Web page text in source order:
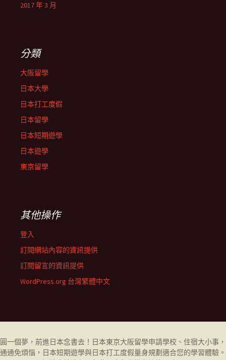
2017 年 3 月
分類
大阪留學
日本大學
日本打工度假
日本留學
日本短期遊學
日本遊學
東京留學
其他操作
登入
訂閱網站內容的資訊提供
訂閱留言的資訊提供
WordPress.org 台灣繁體中文
圓一個夢，前進日本念書去！日本東京大阪留學申請學校、住宿大小事，
通通免煩惱，日本短期遊學與日本打工度假量身規劃適合您的學習體驗。